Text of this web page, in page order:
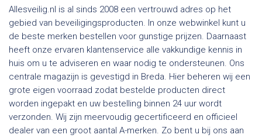
Allesveilig.nl is al sinds 2008 een vertrouwd adres op het
gebied van beveiligingsproducten. In onze webwinkel kunt u
de beste merken bestellen voor gunstige prijzen. Daarnaast
heeft onze ervaren klantenservice alle vakkundige kennis in
huis om u te adviseren en waar nodig te ondersteunen. Ons
centrale magazijn is gevestigd in Breda. Hier beheren wij een
grote eigen voorraad zodat bestelde producten direct
worden ingepakt en uw bestelling binnen 24 uur wordt
verzonden. Wij zijn meervoudig gecertificeerd en officieel
dealer van een groot aantal A-merken. Zo bent u bij ons aan